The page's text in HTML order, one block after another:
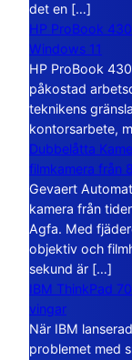
det en […]
HP ProBook
Windows 11
HP ProBook
påkostad
teknikens
kontorsarbete,
Dubbelåtta
filmkamera från
Gevaert
kamera från
Agfa. Med
objektiv och
sekund är […]
IBM ThinkPad
vingar
När IBM
problemet med